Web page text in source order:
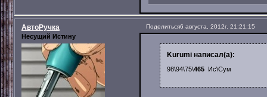
Поделиться6 августа, 2012г. 21:21:15
АвтоРучка
Несущий Истину
Kurumi написал(а):
98\94\75\465Ис\Cум